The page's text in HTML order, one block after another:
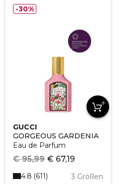
GUCCI
GORGEOUS GARDENIA
Eau de Parfum
€ 67,19
€ 95,99
3 Größen
4.8 611
30%